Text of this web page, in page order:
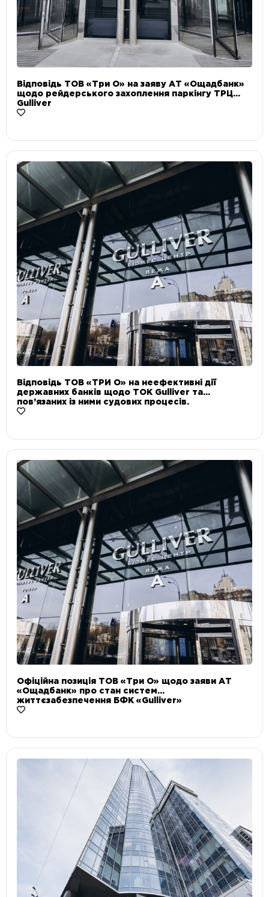
Відповідь ТОВ «Три О» на заяву АТ «Ощадбанк»
щодо рейдерського захоплення паркінгу ТРЦ
Gulliver
Відповідь ТОВ «ТРИ О» на неефективні дії
державних банків щодо ТОК Gulliver та
пов’язаних із ними судових процесів.
Офіційна позиція ТОВ «Три О» щодо заяви АТ
«Ощадбанк» про стан систем
життєзабезпечення БФК «Gulliver»